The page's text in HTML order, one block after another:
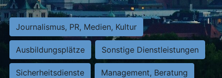
Journalismus, PR, Medien, Kultur
Ausbildungsplätze Sonstige Dienstleistungen
Sicherheitsdienste Management, Beratung